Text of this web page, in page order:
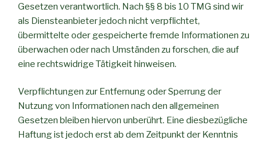
Gesetzen verantwortlich. Nach §§ 8 bis 10 TMG sind wir
als Diensteanbieter jedoch nicht verpflichtet,
übermittelte oder gespeicherte fremde Informationen zu
überwachen oder nach Umständen zu forschen, die auf
eine rechtswidrige Tätigkeit hinweisen.
Verpflichtungen zur Entfernung oder Sperrung der
Nutzung von Informationen nach den allgemeinen
Gesetzen bleiben hiervon unberührt. Eine diesbezügliche
Haftung ist jedoch erst ab dem Zeitpunkt der Kenntnis